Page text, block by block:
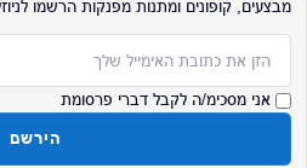
מבצעים, קופונים ומתנות מפנקות הרשמו
אני מסכימ/ה לקבל דברי פרסומת
הירשם